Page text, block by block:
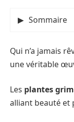
Sommaire
Qui n’a jamais
une véritable
Les plantes
alliant beauté et